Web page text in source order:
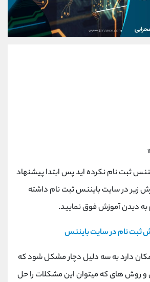
ثبت نام نکرده اید پس ابتدا پیشنهاد
زیر در سایت بایننس ثبت نام داشته
دیدن آموزش فوق نمایید.
ثبت نام در سایت بایننس
دارد به سه دلیل دچار مشکل شود که
و روش های که میتوان این مشکلات را حل
09304891085
شروع گفتگو
@Armteam_admin_103
021-22021030
90001030
@alireza.mehrabii
@alirezamehrabi_official